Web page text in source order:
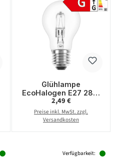
Glühlampe
EcoHalogen E27 28W
warmweiß A55
dimmbar 370lm
Regulärer Preis:
2,49 €
Preise inkl. MwSt. zzgl.
Versandkosten
Verfügbarkeit: